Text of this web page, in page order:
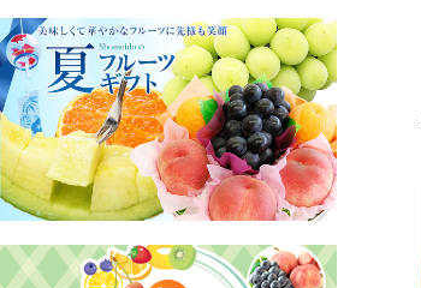
静岡産クラウンメロン
天使音（あまね）マスクメロン
クラウンメロンゼリー